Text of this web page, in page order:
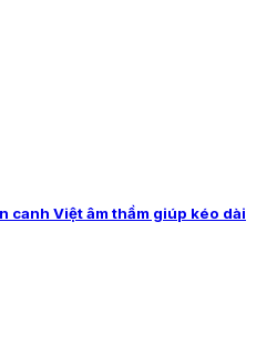
canh Việt âm thầm giúp kéo dài